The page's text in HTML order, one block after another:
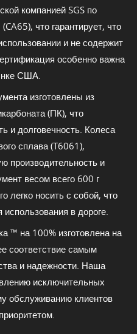
компанией SGS по
что гарантирует, что
и не содержит
особенно важна
США.
изготовлены из
(ПК), что
и долговечность. Колеса
сплава (T6061),
производительность и
весом всего 600 г
легко носить с собой, что
в дороге.
™ на 100% изготовлена на
соответствие самым
и надежности. Наша
исключительных
обслуживанию клиентов